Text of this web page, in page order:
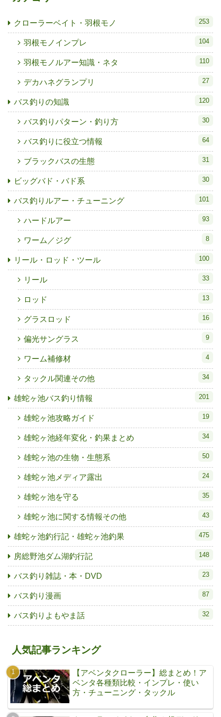
クローラーベイト・羽根モノ 253
羽根モノインプレ 104
羽根モノルアー知識・ネタ 110
デカハネグランプリ 27
バス釣りの知識 120
バス釣りパターン・釣り方 30
バス釣りに役立つ情報 64
ブラックバスの生態 31
ビッグバド・バド系 30
バス釣りルアー・チューニング 101
ハードルアー 93
ワーム／ジグ 8
リール・ロッド・ツール 100
リール 33
ロッド 13
グラスロッド 16
偏光サングラス 9
ワーム補修材 4
タックル関連その他 34
雄蛇ヶ池バス釣り情報 201
雄蛇ヶ池攻略ガイド 19
雄蛇ヶ池経年変化・釣果まとめ 34
雄蛇ヶ池の生物・生態系 50
雄蛇ヶ池メディア露出 24
雄蛇ヶ池を守る 35
雄蛇ヶ池に関する情報その他 43
雄蛇ヶ池釣行記・雄蛇ヶ池釣果 475
房総野池ダム湖釣行記 148
バス釣り雑誌・本・DVD 23
バス釣り漫画 87
バス釣りよもやま話 32
人気記事ランキング
【アベンタクローラー】総まとめ！ア
ベンタ各種類比較・インプレ・使い
方・チューニング・タックル